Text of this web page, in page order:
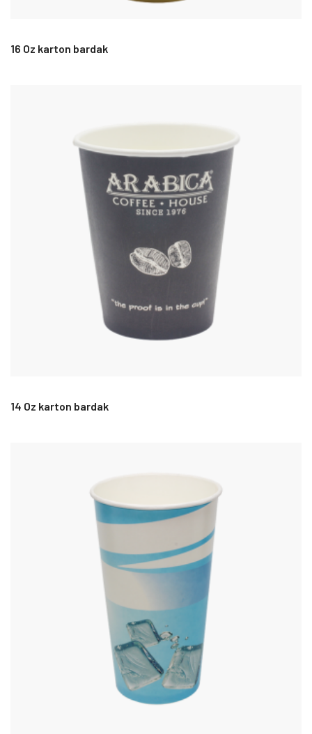
16 Oz karton bardak
14 Oz karton bardak